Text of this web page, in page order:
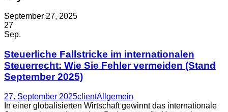
September 27, 2025
27
Sep.
Steuerliche Fallstricke im internationalen
Steuerrecht: Wie Sie Fehler vermeiden (Stand
September 2025)
27. September 2025clientAllgemein
In einer globalisierten Wirtschaft gewinnt das internationale